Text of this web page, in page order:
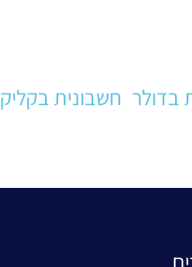
בדולר חשבונית בקליק